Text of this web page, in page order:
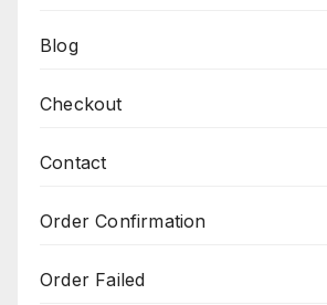
Blog
Checkout
Contact
Order Confirmation
Order Failed